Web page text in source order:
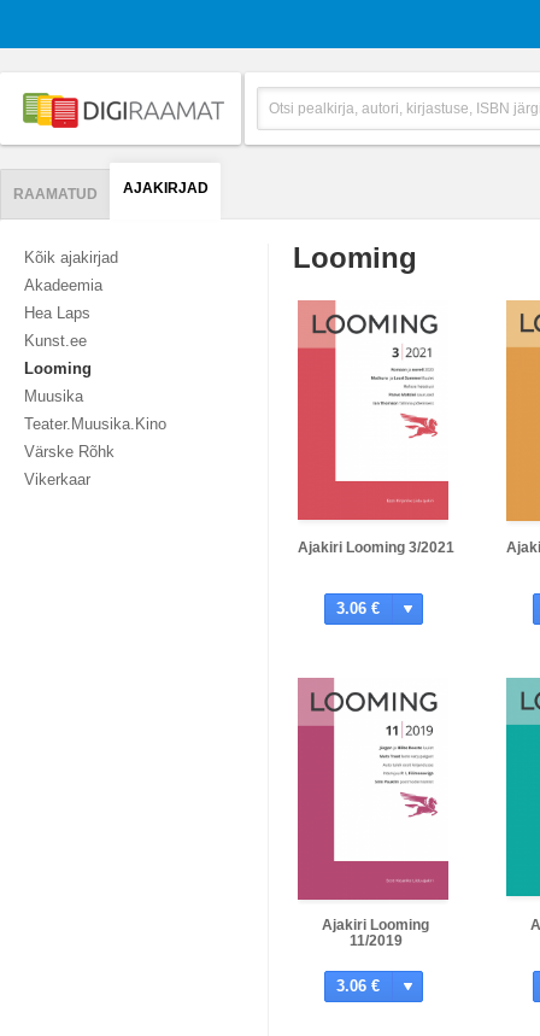
RAAMATUD AJAKIRJAD
Kõik ajakirjad
Akadeemia
Hea Laps
Kunst.ee
Looming
Muusika
Teater.Muusika.Kino
Värske Rõhk
Vikerkaar
Looming
Ajakiri Looming 3/2021
3.06 €
Ajakiri Looming
11/2019
3.06 €